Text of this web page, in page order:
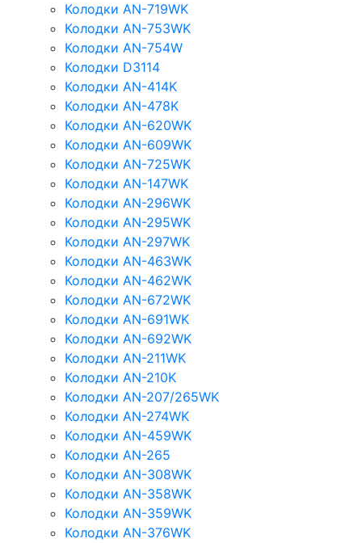
Колодки AN-719WK
Колодки AN-753WK
Колодки AN-754W
Колодки D3114
Колодки AN-414K
Колодки AN-478K
Колодки AN-620WK
Колодки AN-609WK
Колодки AN-725WK
Колодки AN-147WK
Колодки AN-296WK
Колодки AN-295WK
Колодки AN-297WK
Колодки AN-463WK
Колодки AN-462WK
Колодки AN-672WK
Колодки AN-691WK
Колодки AN-692WK
Колодки AN-211WK
Колодки AN-210K
Колодки AN-207/265WK
Колодки AN-274WK
Колодки AN-459WK
Колодки AN-265
Колодки AN-308WK
Колодки AN-358WK
Колодки AN-359WK
Колодки AN-376WK